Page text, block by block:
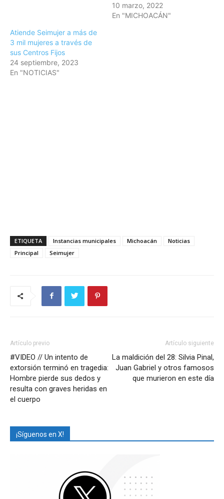
10 marzo, 2022
En "MICHOACÁN"
Atiende Seimujer a más de
3 mil mujeres a través de
sus Centros Fijos
24 septiembre, 2023
En "NOTICIAS"
ETIQUETA Instancias municipales Michoacán
Noticias
Principal
Seimujer
Artículo previo
#VIDEO // Un intento de
extorsión terminó en tragedia:
Hombre pierde sus dedos y
resulta con graves heridas en
el cuerpo
Artículo siguiente
La maldición del 28: Silvia Pinal,
Juan Gabriel y otros famosos
que murieron en este día
¡Síguenos en X!